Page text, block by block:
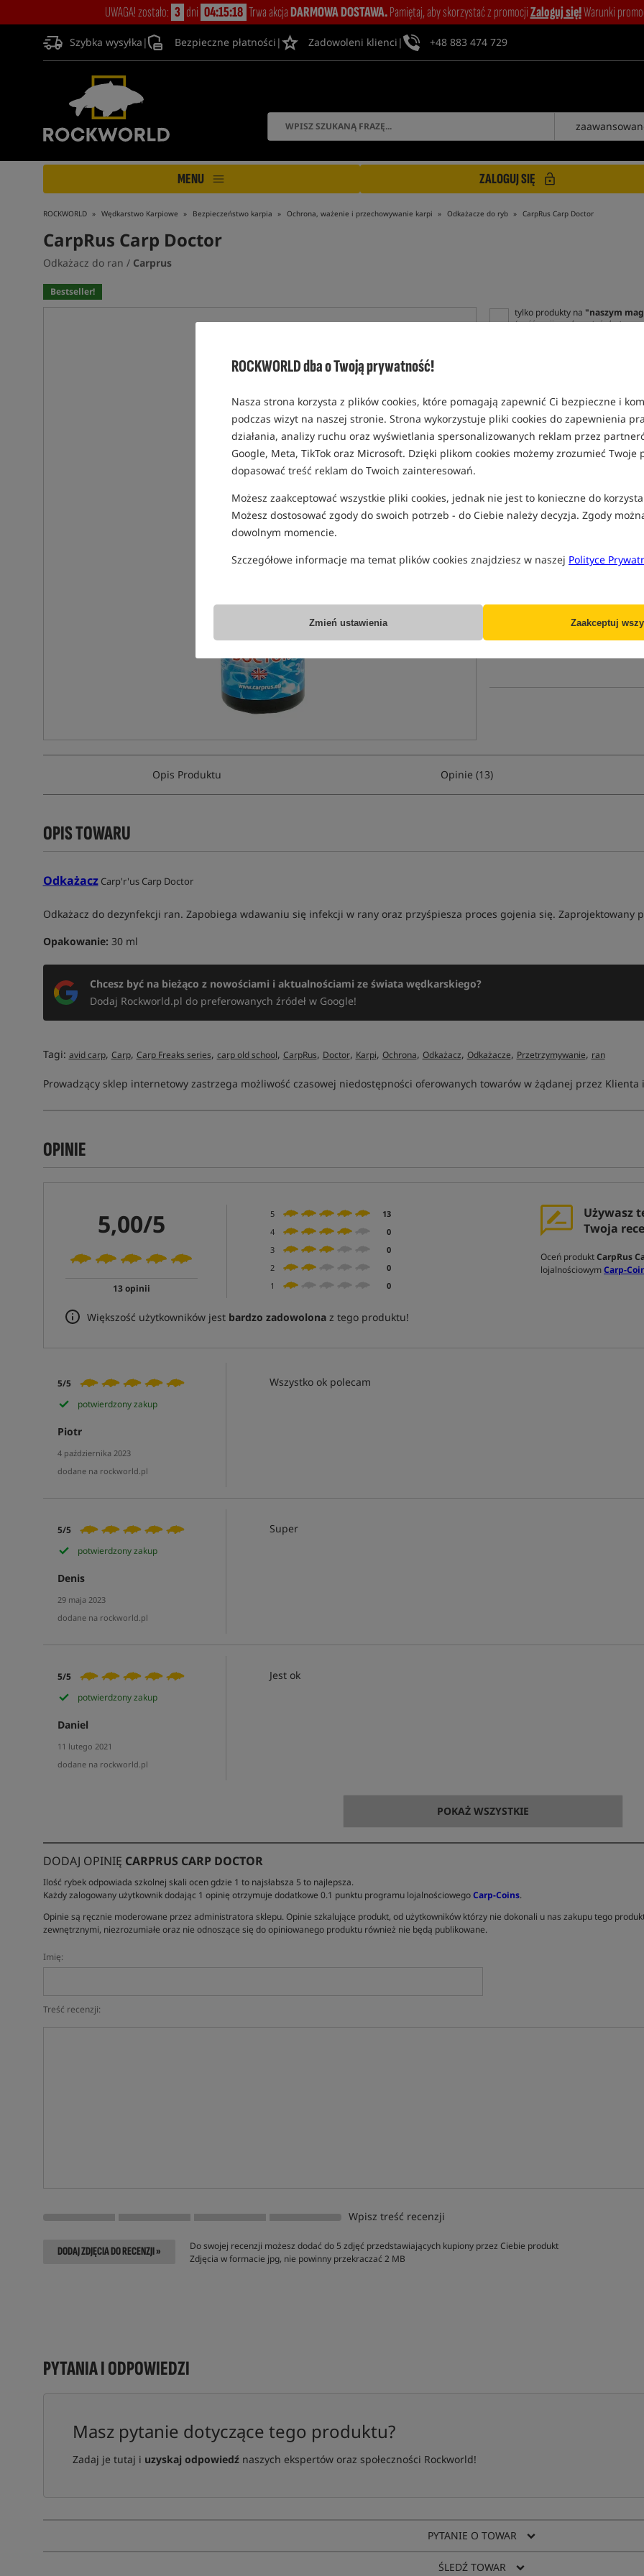
ROCKWORLD dba o Twoją prywatność!
Nasza strona korzysta z plików cookies, które pomagają zapewnić Ci bezpieczne i
podczas wizyt na naszej stronie. Strona wykorzystuje pliki cookies do zapewnienia
działania, analizy ruchu oraz wyświetlania spersonalizowanych reklam przez
Google, Meta, TikTok oraz Microsoft. Dzięki plikom cookies możemy zrozumieć Twoje
dopasować treść reklam do Twoich zainteresowań.
Możesz zaakceptować wszystkie pliki cookies, jednak nie jest to konieczne do
Możesz dostosować zgody do swoich potrzeb - do Ciebie należy decyzja. Zgody
dowolnym momencie.
Szczegółowe informacje ma temat plików cookies znajdziesz w naszej Polityce
Zmień ustawienia Zaakceptuj
UWAGA! zostało: 3 dni 04:15:17 Trwa akcjaDARMOWA DOSTAWA.Pamiętaj, aby skorzystać z promocjiZaloguj się!Warunki
Szybka wysyłka | Bezpieczne płatności | Zadowoleni klienci | +48 883 474 729
MENU ZALOGUJ SIĘ
ROCKWORLD Wędkarstwo Karpiowe Bezpieczeństwo karpia Ochrona, ważenie i przechowywanie karpi Odkażacze do ryb CarpRus Carp Doctor
CarpRus Carp Doctor
Odkażacz do ran / Carprus
Bestseller!
tylko produkty na "naszym
(część opcji mogła zostać ukryta
MPN: CRU920001
EAN: 8592400978376
0,29
SPODZIEWANA WYSYŁKA W
Wszystkie podane ceny zawierają
7.99 PLN
Opis Produktu Opinie (13)
OPIS TOWARU
OdkażaczCarp'r'us Carp Doctor
Odkażacz do dezynfekcji ran. Zapobiega wdawaniu się infekcji w rany oraz przyśpiesza proces gojenia się. Zaprojektowany
Opakowanie: 30 ml
Chcesz być na bieżąco z nowościami i aktualnościami ze świata wędkarskiego?
Dodaj Rockworld.pl do preferowanych źródeł w Google!
Tagi: avid carp, Carp, Carp Freaks series, carp old school, CarpRus, Doctor, Karpi, Ochrona, Odkażacz, Odkażacze, Przetrzymywanie, ran
Prowadzący sklep internetowy zastrzega możliwość czasowej niedostępności oferowanych towarów w żądanej przez
OPINIE
5,00/5
13 opinii
5
13
4
0
3
0
2
0
1
0
Większość użytkowników jest bardzo zadowolonaz tego produktu!
Używasz
Twoja
Oceń produktCarpRus
lojalnościowymCarp-
5/5
potwierdzony zakup
Piotr
4 października 2023
dodane na rockworld.pl
Wszystko ok polecam
5/5
potwierdzony zakup
Denis
29 maja 2023
dodane na rockworld.pl
Super
5/5
potwierdzony zakup
Daniel
11 lutego 2021
dodane na rockworld.pl
Jest ok
POKAŻ WSZYSTKIE
DODAJ OPINIĘ CARPRUS CARP DOCTOR
Ilość rybek odpowiada szkolnej skali ocen gdzie 1 to najsłabsza 5 to najlepsza.
Każdy zalogowany użytkownik dodając 1 opinię otrzymuje dodatkowe 0.1 punktu programu lojalnościowegoCarp-Coins.
Opinie są ręcznie moderowane przez administratora sklepu. Opinie szkalujące produkt, od użytkowników którzy nie dokonali u nas zakupu tego
zewnętrznymi, niezrozumiałe oraz nie odnoszące się do opiniowanego produktu również nie będą publikowane.
Imię:
Treść recenzji:
Wpisz treść recenzji
DODAJ ZDJĘCIA DO RECENZJI »
Do swojej recenzji możesz dodać do 5 zdjęć przedstawiających kupiony przez Ciebie produkt
Zdjęcia w formacie jpg, nie powinny przekraczać 2 MB
PYTANIA I ODPOWIEDZI
Masz pytanie dotyczące tego produktu?
Zadaj je tutaj i uzyskaj odpowiedźnaszych ekspertów oraz społeczności Rockworld!
PYTANIE O TOWAR
ŚLEDŹ TOWAR